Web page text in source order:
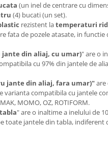
(un inel de centrare cu
(4) bucati (un set).
rezistent latemperaturi
fata de pozele atasate, in
din aliaj, cu umar)" are o
cu 97% din jantele de
jante din aliaj, fara umar)"are
varianta compatibila cu jantele
MOMO, OZ, ROTIFORM.
" are o inaltime a inelului de
toate jantele din tabla, indiferent